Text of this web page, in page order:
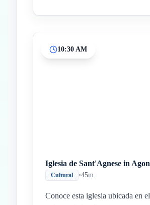
10:30 AM
Iglesia de Sant'Agnese in
Cultural •45m
Conoce esta iglesia ubicada en